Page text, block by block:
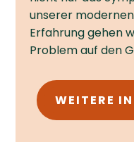
unserer
Erfahrung gehen
Problem auf den
WEITERE